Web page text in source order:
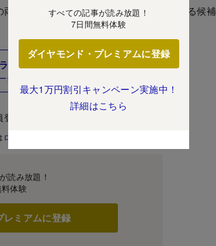
方を取り入れた中長期で安定成長が狙える候補
ンキング【全68社】はこちら！
ジ
録が必要です。
ログイン
読み放題！
体験
レミアムに登録
すべての記事が読み放題！
7日間無料体験
ダイヤモンド・プレミアムに登録
最大1万円割引キャンペーン実施中！
詳細はこちら